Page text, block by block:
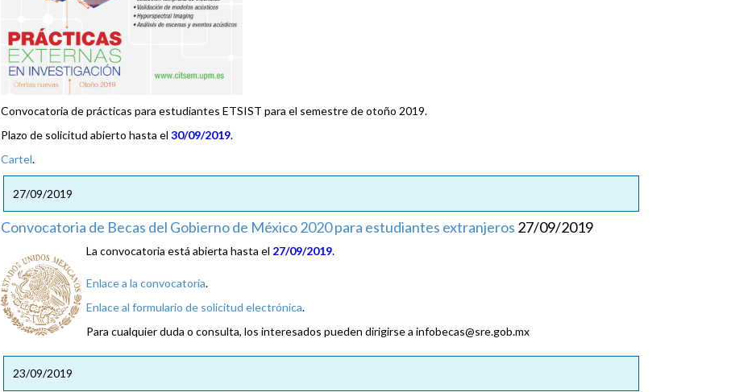
Convocatoria de prácticas para estudiantes ETSIST para el semestre de otoño 2019.
Plazo de solicitud abierto hasta el 30/09/2019.
Cartel.
27/09/2019
Convocatoria de Becas del Gobierno de México 2020 para estudiantes extranjeros 27/09/2019
La convocatoria está abierta hasta el 27/09/2019.
Enlace a la convocatoria.
Enlace al formulario de solicitud electrónica.
Para cualquier duda o consulta, los interesados pueden dirigirse a infobecas@sre.gob.mx
23/09/2019